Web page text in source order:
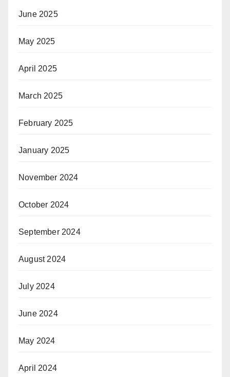
June 2025
May 2025
April 2025
March 2025
February 2025
January 2025
November 2024
October 2024
September 2024
August 2024
July 2024
June 2024
May 2024
April 2024